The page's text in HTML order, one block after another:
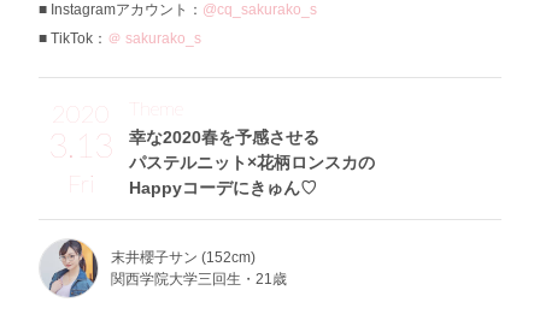
Instagramアカウント： @cq_sakurako_s
TikTok： ＠ sakurako_s
3.13
Fri
幸な2020春を予感させる
パステルニット×花柄ロンスカの
Happyコーデにきゅん♡
Theme
末井櫻子サン (152cm)
関西学院大学三回生・21歳